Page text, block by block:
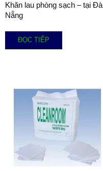
Khăn lau phòng sạch – tại Đà
Nẵng
ĐỌC TIẾP